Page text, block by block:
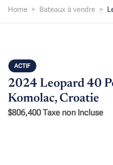
Home Bateaux à vendre
ACTIF
2024 Leopard 40
Komolac, Croatie
$806,400 Taxe non Incluse